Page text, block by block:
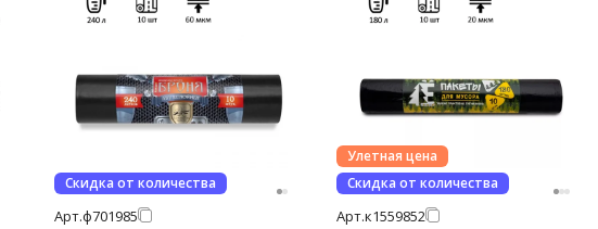
Скидка от количества
Арт.ф701985
Улетная цена
Скидка от количества
Арт.к1559852